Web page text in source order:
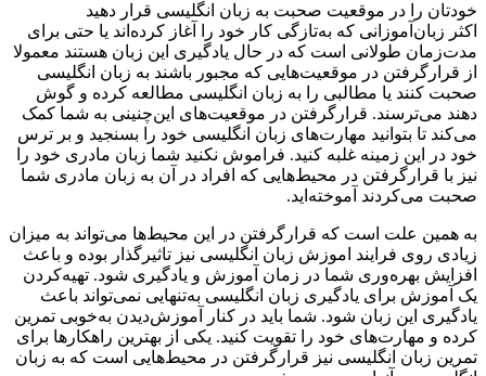
خودتان را در موقعیت صحبت به زبان انگلیسی قرار دهید
اکثر زبان‌آموزانی که به‌تازگی کار خود را آغاز کرده‌اند یا حتی برای
مدت‌زمان طولانی است که در حال یادگیری این زبان هستند معمولا
از قرارگرفتن در موقعیت‌هایی که مجبور باشند به زبان انگلیسی
صحبت کنند یا مطالبی را به زبان انگلیسی مطالعه کرده و گوش
دهند می‌ترسند. قرارگرفتن در موقعیت‌های این‌چنینی به شما کمک
می‌کند تا بتوانید مهارت‌های زبان انگلیسی خود را بسنجید و بر ترس
خود در این زمینه غلبه کنید. فراموش نکنید شما زبان مادری خود را
نیز با قرارگرفتن در محیط‌هایی که افراد در آن به زبان مادری شما
صحبت می‌کردند آموخته‌اید.
به همین علت است که قرارگرفتن در این محیط‌ها می‌تواند به میزان
زیادی روی فرایند اموزش زبان انگلیسی نیز تاثیرگذار بوده و باعث
افزایش بهره‌وری شما در زمان آموزش و یادگیری شود. تهیه‌کردن
یک آموزش برای یادگیری زبان انگلیسی به‌تنهایی نمی‌تواند باعث
یادگیری این زبان شود. شما باید در کنار آموزش‌دیدن به‌خوبی تمرین
کرده و مهارت‌های خود را تقویت کنید. یکی از بهترین راهکارها برای
تمرین زبان انگلیسی نیز قرارگرفتن در محیط‌هایی است که به زبان